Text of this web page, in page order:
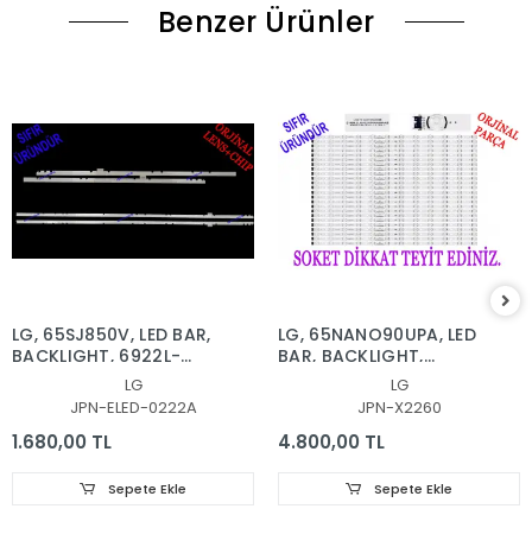
Benzer Ürünler
LG, 65SJ850V, LED BAR,
BACKLIGHT, 6922L-
0222A, 6916L2879A,
6916L2873A, 65'' V17
AS1 2879, 2873
LG
JPN-ELED-0222A
1.680,00 TL
Sepete Ekle
LG, 65NANO90UPA, LED
BAR, BACKLIGHT,
LG
JPN-X2260
4.800,00 TL
Sepete Ekle